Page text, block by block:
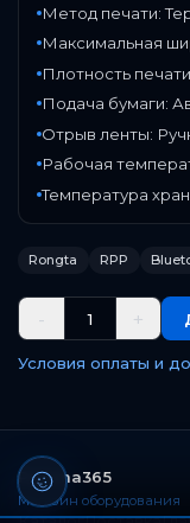
Метод печати:
Максимальная
Плотность
Подача бумаги:
Отрыв ленты:
Рабочая
Температура
Rongta RPP
- 1 +
Условия оплаты и
Paloma365
Магазин оборудования